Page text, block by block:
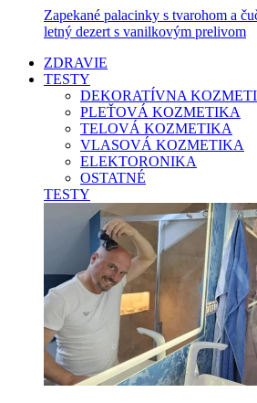
Zapekané palacinky s tvarohom a
letný dezert s vanilkovým prelivom
ZDRAVIE
TESTY
DEKORATÍVNA
PLEŤOVÁ KOZMETIKA
TELOVÁ KOZMETIKA
VLASOVÁ KOZMETIKA
ELEKTORONIKA
OSTATNÉ
TESTY